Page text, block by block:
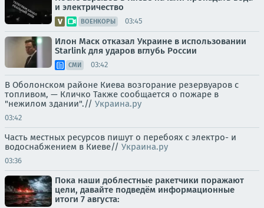
и электричество
ВОЕНКОРЫ 03:45
Илон Маск отказал Украине в использовании
Starlink для ударов вглубь России
СМИ 03:42
В Оболонском районе Киева возгорание резервуаров с
топливом, — Кличко Также сообщается о пожаре в
"нежилом здании".// Украина.ру
03:42
Часть местных ресурсов пишут о перебоях с электро- и
водоснабжением в Киеве// Украина.ру
03:36
Пока наши доблестные ракетчики поражают
цели, давайте подведём информационные
итоги 7 августа: